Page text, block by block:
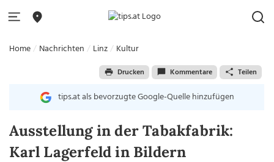
Home Nachrichten Linz Kultur
Drucken Kommentare Teilen
tips.at als bevorzugte Google-Quelle hinzufügen
Ausstellung in der Tabakfabrik:
Karl Lagerfeld in Bildern